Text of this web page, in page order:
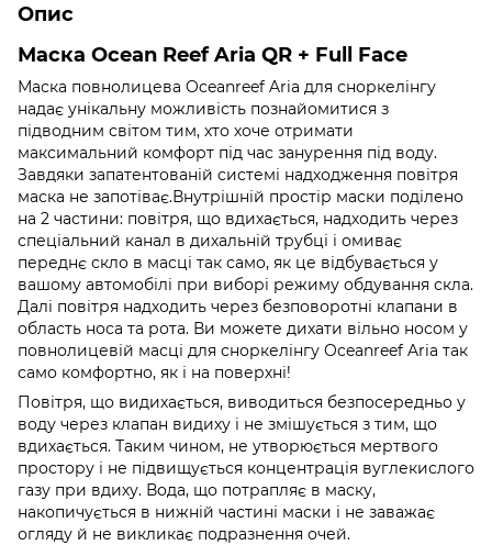
Опис
Маска Ocean Reef Aria QR + Full Face
Маска повнолицева Oceanreef Aria для сноркелінгу
надає унікальну можливість познайомитися з
підводним світом тим, хто хоче отримати
максимальний комфорт під час занурення під воду.
Завдяки запатентованій системі надходження повітря
маска не запотіває.Внутрішній простір маски поділено
на 2 частини: повітря, що вдихається, надходить через
спеціальний канал в дихальній трубці і омиває
переднє скло в масці так само, як це відбувається у
вашому автомобілі при виборі режиму обдування скла.
Далі повітря надходить через безповоротні клапани в
область носа та рота. Ви можете дихати вільно носом у
повнолицевій масці для сноркелінгу Oceanreef Aria так
само комфортно, як і на поверхні!
Повітря, що видихається, виводиться безпосередньо у
воду через клапан видиху і не змішується з тим, що
вдихається. Таким чином, не утворюється мертвого
простору і не підвищується концентрація вуглекислого
газу при вдиху. Вода, що потрапляє в маску,
накопичується в нижній частині маски і не заважає
огляду й не викликає подразнення очей.